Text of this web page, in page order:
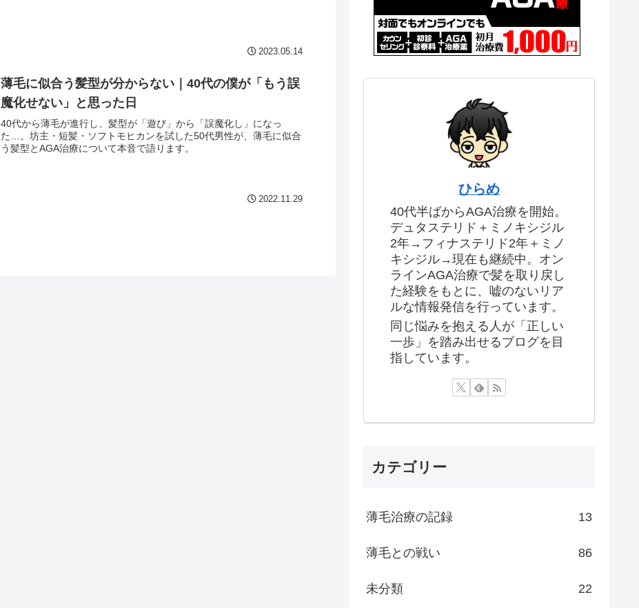
2023.05.14
薄毛に似合う髪型が分からない｜40代の僕が「もう誤
魔化せない」と思った日
40代から薄毛が進行し、髪型が「遊び」から「誤魔化し」になっ
た…。坊主・短髪・ソフトモヒカンを試した50代男性が、薄毛に似合
う髪型とAGA治療について本音で語ります。
2022.11.29
ひらめ
40代半ばからAGA治療を開始。
デュタステリド＋ミノキシジル
2年→フィナステリド2年＋ミノ
キシジル→現在も継続中。オン
ラインAGA治療で髪を取り戻し
た経験をもとに、嘘のないリア
ルな情報発信を行っています。
同じ悩みを抱える人が「正しい
一歩」を踏み出せるブログを目
指しています。
カテゴリー
薄毛治療の記録 13
薄毛との戦い 86
未分類 22